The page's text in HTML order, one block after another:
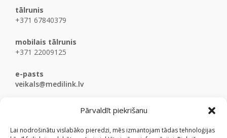
Pārvaldīt piekrišanu
Lai nodrošinātu vislabāko pieredzi, mēs izmantojam tādas tehnoloģijas
tālrunis
+371 67840379
mobilais tālrunis
+371 22009125
e-pasts
veikals@medilink.lv